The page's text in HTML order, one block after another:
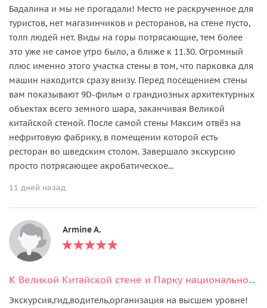
Бадалина и мы не прогадали! Место не раскрученное для
туристов, нет магазинчиков и ресторанов, на стене пусто,
толп людей нет. Виды на горы потрясающие, тем более
это уже не самое утро было, а ближе к 11.30. Огромный
плюс именно этого участка стены в том, что парковка для
машин находится сразу внизу. Перед посещением стены
вам показывают 9D-фильм о грандиозных архитектурных
объектах всего земного шара, заканчивая Великой
китайской стеной. После самой стены Максим отвёз на
нефритовую фабрику, в помещении которой есть
ресторан во шведским столом. Завершало экскурсию
просто потрясающее акробатическое...
11 дней назад
Armine A.
К Великой Китайской стене и Парку национальностей (маршрут на выбор)
Экскурсия,гид,водитель,организация на высшем уровне!